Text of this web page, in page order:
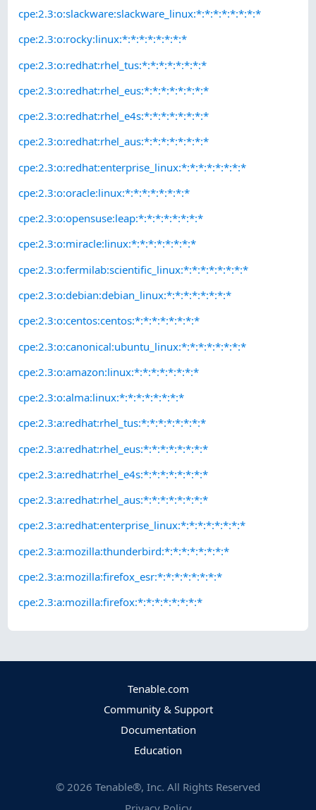
cpe:2.3:o:slackware:slackware_linux:*:*:*:*:*:*:*:*
cpe:2.3:o:rocky:linux:*:*:*:*:*:*:*:*
cpe:2.3:o:redhat:rhel_tus:*:*:*:*:*:*:*:*
cpe:2.3:o:redhat:rhel_eus:*:*:*:*:*:*:*:*
cpe:2.3:o:redhat:rhel_e4s:*:*:*:*:*:*:*:*
cpe:2.3:o:redhat:rhel_aus:*:*:*:*:*:*:*:*
cpe:2.3:o:redhat:enterprise_linux:*:*:*:*:*:*:*:*
cpe:2.3:o:oracle:linux:*:*:*:*:*:*:*:*
cpe:2.3:o:opensuse:leap:*:*:*:*:*:*:*:*
cpe:2.3:o:miracle:linux:*:*:*:*:*:*:*:*
cpe:2.3:o:fermilab:scientific_linux:*:*:*:*:*:*:*:*
cpe:2.3:o:debian:debian_linux:*:*:*:*:*:*:*:*
cpe:2.3:o:centos:centos:*:*:*:*:*:*:*:*
cpe:2.3:o:canonical:ubuntu_linux:*:*:*:*:*:*:*:*
cpe:2.3:o:amazon:linux:*:*:*:*:*:*:*:*
cpe:2.3:o:alma:linux:*:*:*:*:*:*:*:*
cpe:2.3:a:redhat:rhel_tus:*:*:*:*:*:*:*:*
cpe:2.3:a:redhat:rhel_eus:*:*:*:*:*:*:*:*
cpe:2.3:a:redhat:rhel_e4s:*:*:*:*:*:*:*:*
cpe:2.3:a:redhat:rhel_aus:*:*:*:*:*:*:*:*
cpe:2.3:a:redhat:enterprise_linux:*:*:*:*:*:*:*:*
cpe:2.3:a:mozilla:thunderbird:*:*:*:*:*:*:*:*
cpe:2.3:a:mozilla:firefox_esr:*:*:*:*:*:*:*:*
cpe:2.3:a:mozilla:firefox:*:*:*:*:*:*:*:*
Tenable.com
Community & Support
Documentation
Education
© 2026 Tenable®, Inc. All Rights Reserved